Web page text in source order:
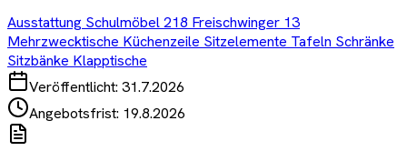
Ausstattung Schulmöbel 218 Freischwinger 13
Mehrzwecktische Küchenzeile Sitzelemente Tafeln Schränke
Sitzbänke Klapptische
Veröffentlicht: 31.7.2026
Angebotsfrist: 19.8.2026